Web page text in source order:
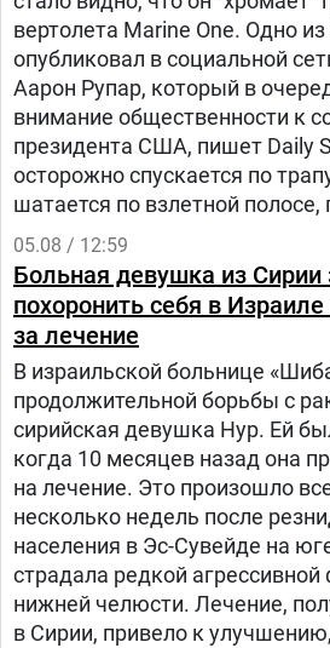
вертолета Marine One. Одно
опубликовал в социальной
Аарон Рупар, который в
внимание общественности к
президента США, пишет Daily
осторожно спускается по
шатается по взлетной полосе,
прихрамывая", — написал
05.08 / 12:59
Больная девушка из
похоронить себя в
за лечение
В израильской больнице
продолжительной борьбы с
сирийская девушка Нур. Ей
когда 10 месяцев назад она
на лечение. Это произошло
несколько недель после
населения в Эс-Сувейде на
страдала редкой
нижней челюсти. Лечение,
в Сирии, привело к